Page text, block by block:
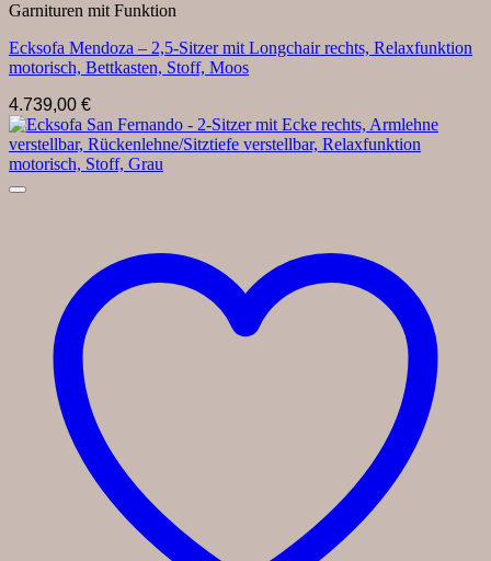
Garnituren mit Funktion
Ecksofa Mendoza – 2,5-Sitzer mit Longchair rechts, Relaxfunktion
motorisch, Bettkasten, Stoff, Moos
4.739,00 €